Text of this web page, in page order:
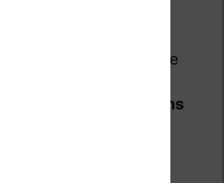
sûr
. Celui-ci est composé de
couleur pour lire dans
les effets de la